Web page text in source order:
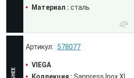
578077
VIEGA
Материал : сталь